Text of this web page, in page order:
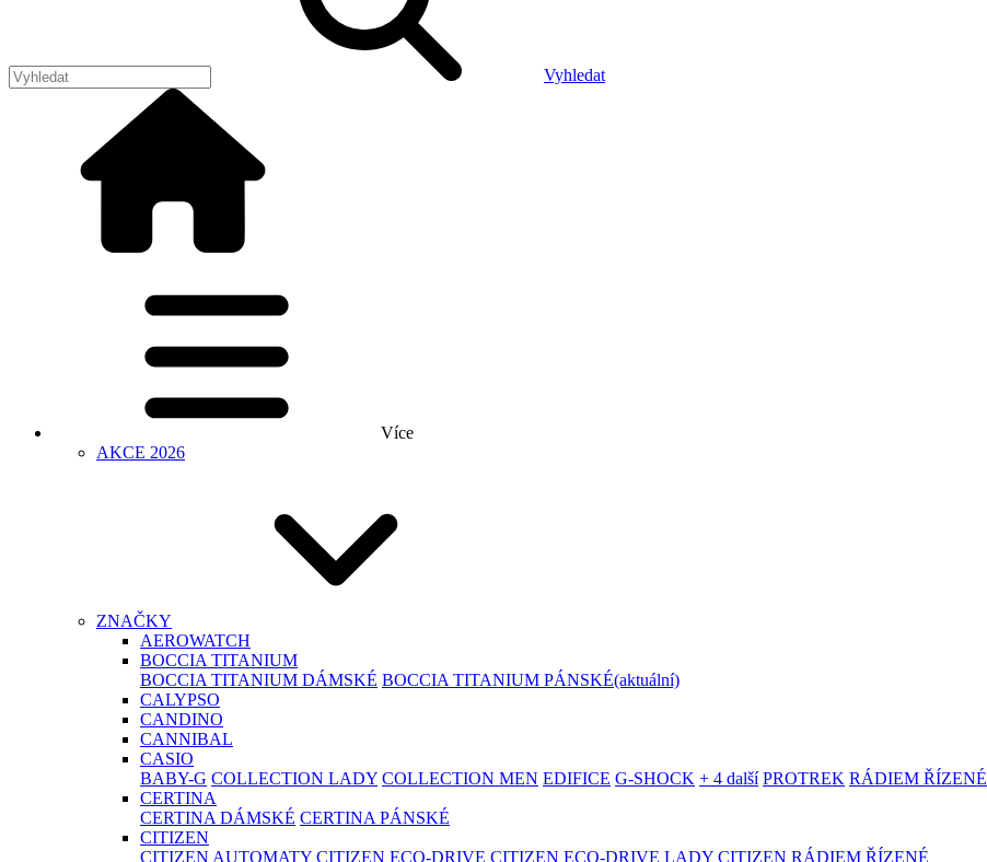
Vyhledat
Více
AKCE 2026
ZNAČKY
AEROWATCH
BOCCIA TITANIUM
BOCCIA TITANIUM DÁMSKÉ BOCCIA TITANIUM PÁNSKÉ(aktuální)
CALYPSO
CANDINO
CANNIBAL
CASIO
BABY-G COLLECTION LADY COLLECTION MEN EDIFICE G-SHOCK + 4 další PROTREK RÁDIEM ŘÍZENÉ
CERTINA
CERTINA DÁMSKÉ CERTINA PÁNSKÉ
CITIZEN
CITIZEN AUTOMATY CITIZEN ECO-DRIVE CITIZEN ECO-DRIVE LADY CITIZEN RÁDIEM ŘÍZENÉ